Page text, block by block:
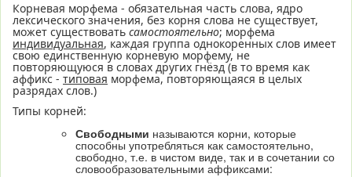
Корневая морфема - обязательная часть слова, ядро
лексического значения, без корня слова не существует,
может существовать самостоятельно; морфема
индивидуальная, каждая группа однокоренных слов имеет
свою единственную корневую морфему, не
повторяющуюся в словах других гнёзд (в то время как
аффикс - типовая морфема, повторяющаяся в целых
разрядах слов.)
Типы корней:
Свободными называются корни, которые
способны употребляться как самостоятельно,
свободно, т.е. в чистом виде, так и в сочетании со
словообразовательными аффиксами: